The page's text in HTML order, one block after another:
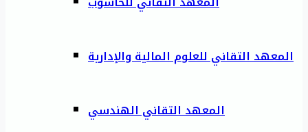
المعهد التقاني للعلوم المالية والإدارية
المعهد التقاني الهندسي